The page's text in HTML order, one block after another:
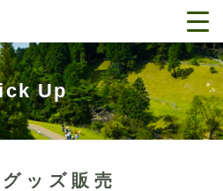
Up
ッズ販売